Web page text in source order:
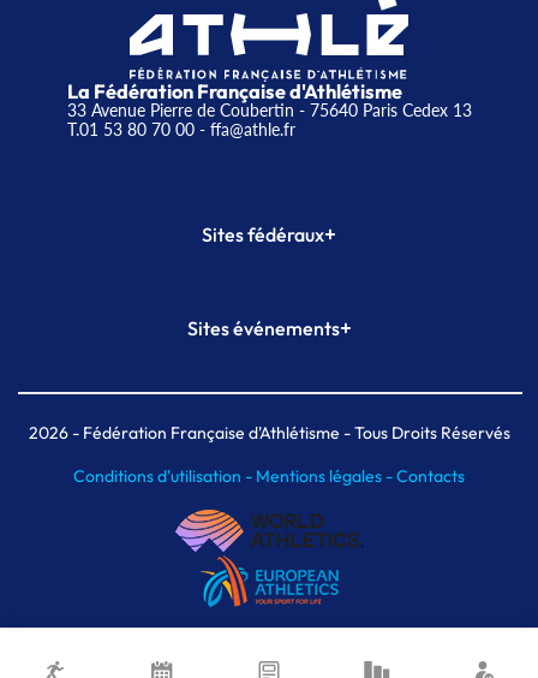
La Fédération Française d'Athlétisme
33 Avenue Pierre de Coubertin - 75640 Paris Cedex 13
T.01 53 80 70 00- ffa@athle.fr
Sites fédéraux+
Plateforme Formation
Sites événements+
Meeting de Paris indoor
MAIF Ekiden de Paris
2026- Fédération Française d'Athlétisme - Tous Droits Réservés
Conditions d'utilisation - Mentions légales -Contacts